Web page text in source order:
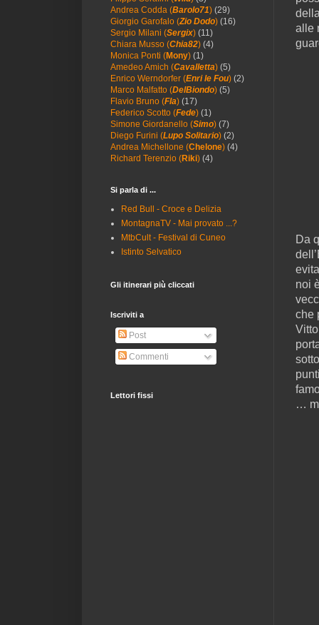
alle
Da
noi
che
…
Andrea Codda (Barolo71) (29)
Giorgio Garofalo (Zio Dodo) (16)
Sergio Milani (Sergix) (11)
Chiara Musso (Chia82) (4)
Monica Ponti (Mony) (1)
Amedeo Amich (Cavalletta) (5)
Enrico Werndorfer (Enri le Fou) (2)
Marco Malfatto (DelBiondo) (5)
Flavio Bruno (Fla) (17)
Federico Scotto (Fede) (1)
Simone Giordanello (Simo) (7)
Diego Furini (Lupo Solitario) (2)
Andrea Michellone (Chelone) (4)
Richard Terenzio (Riki) (4)
Si parla di ...
Red Bull - Croce e Delizia
MontagnaTV - Mai provato ...?
MtbCult - Festival di Cuneo
Istinto Selvatico
Gli itinerari più cliccati
Iscriviti a
Post
Commenti
Lettori fissi